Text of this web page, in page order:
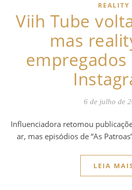
REALITY
Viih Tube
mas
6 de julho de
Influenciadora retomou publicações após contas saírem do
ar, mas episódios de “As
LEIA